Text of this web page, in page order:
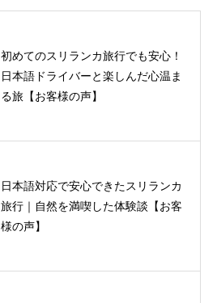
初めてのスリランカ旅行でも安心！
日本語ドライバーと楽しんだ心温ま
る旅【お客様の声】
日本語対応で安心できたスリランカ
旅行｜自然を満喫した体験談【お客
様の声】